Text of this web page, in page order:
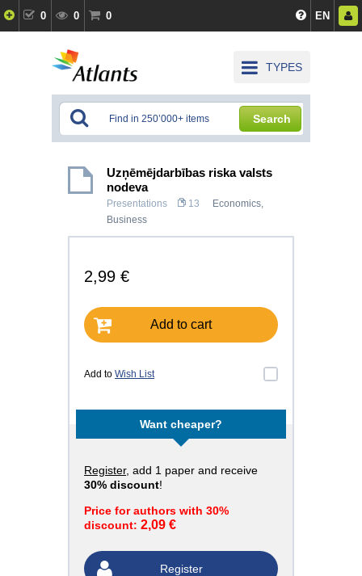
0 0 0 EN
TYPES
Search
Uzņēmējdarbības riska valsts
nodeva
Presentations 13 Economics,
Business
2,99 €
Add to cart
Add to Wish List
Want cheaper?
Register, add 1 paper and receive
30% discount!
Price for authors with 30%
discount: 2,09 €
Register